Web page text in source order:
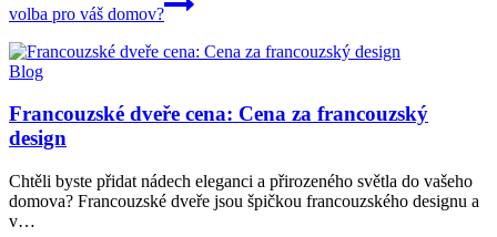
volba pro váš domov?
Blog
Francouzské dveře cena: Cena za francouzský
design
Chtěli byste přidat nádech eleganci a přirozeného světla do vašeho
domova? Francouzské dveře jsou špičkou francouzského designu a
v…